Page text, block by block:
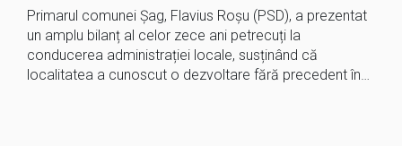
Primarul comunei Șag, Flavius Roșu (PSD), a prezentat
un amplu bilanț al celor zece ani petrecuți la
conducerea administrației locale, susținând că
localitatea a cunoscut o dezvoltare fără precedent în…